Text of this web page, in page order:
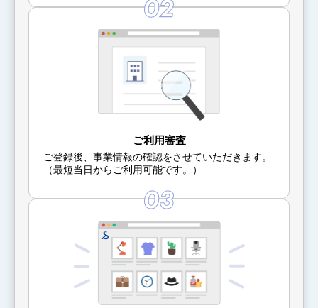
ご利用審査
ご登録後、事業情報の確認をさせていただきます。
（最短当日からご利用可能です。）